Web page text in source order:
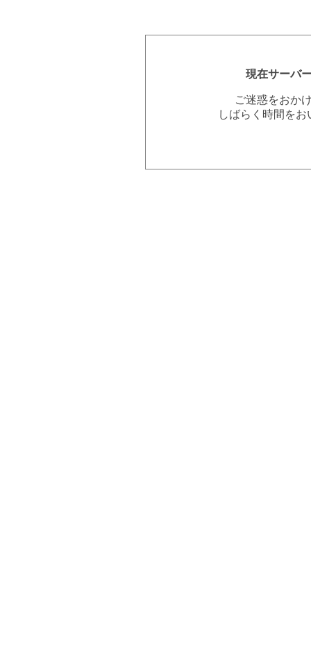
現在サーバ
ご迷惑をおか
しばらく時間を